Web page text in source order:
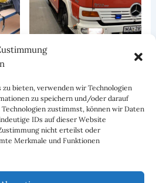
bieten, verwenden wir Technologien
zu speichern und/oder darauf
zustimmst, können wir Daten
IDs auf dieser Website
nicht erteilst oder
Merkmale und Funktionen